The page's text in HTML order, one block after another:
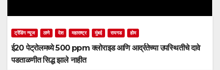
ट्रेंडिंग न्यूज ठाणे देश महाराष्ट्र मुंबई रायगड होम
ई20 पेट्रोलमध्ये 500 ppm क्लोराइड आणि आर्द्रतेच्या उपस्थितीचे दावे
पडताळणीत सिद्ध झाले नाहीत